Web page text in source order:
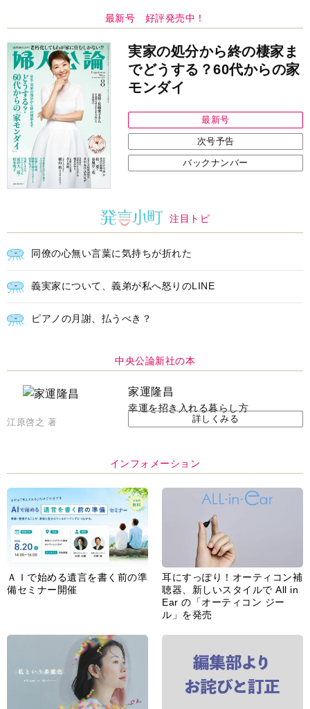
最新号 好評発売中！
実家の処分から終の棲家ま
でどうする？60代からの家
モンダイ
最新号
次号予告
バックナンバー
注目トピ
同僚の心無い言葉に気持ちが折れた
義実家について、義弟が私へ怒りのLINE
ピアノの月謝、払うべき？
中央公論新社の本
家運隆昌
幸運を招き入れる暮らし方
江原啓之 著 詳しくみる
インフォメーション
ＡＩで始める遺言を書く前の準
備セミナー開催
耳にすっぽり！オーティコン補
聴器、新しいスタイルで All in
Ear の「オーティコン ジー
ル」を発売